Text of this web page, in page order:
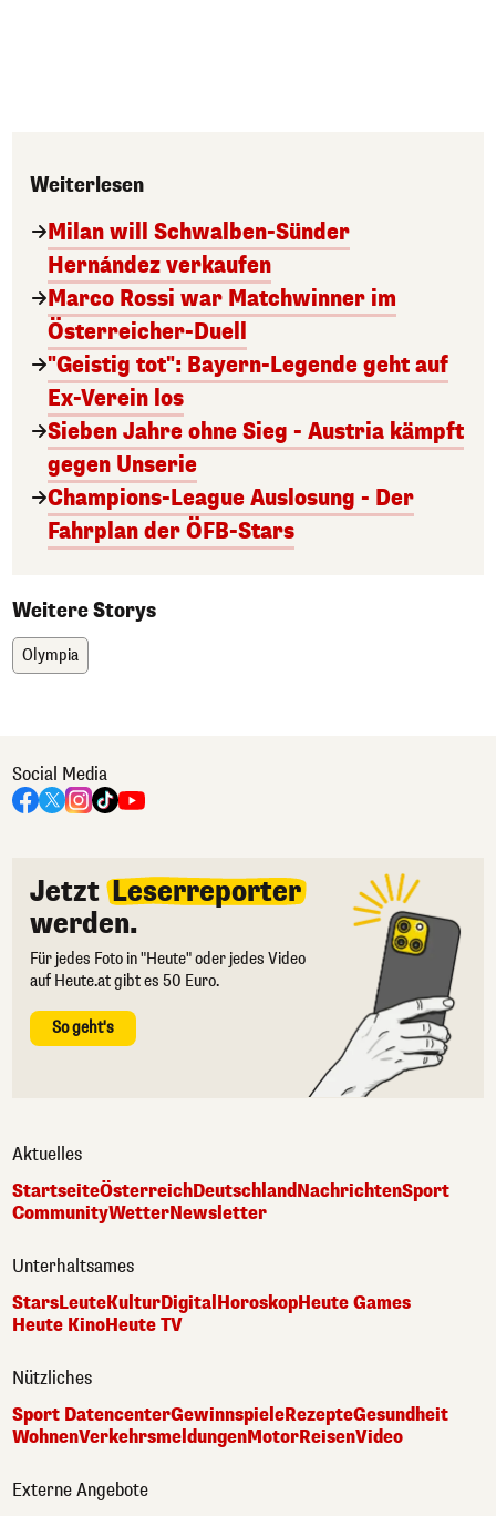
Weiterlesen
Milan will Schwalben-Sünder
Hernández verkaufen
Marco Rossi war Matchwinner im
Österreicher-Duell
"Geistig tot": Bayern-Legende geht auf
Ex-Verein los
Sieben Jahre ohne Sieg - Austria kämpft
gegen Unserie
Champions-League Auslosung - Der
Fahrplan der ÖFB-Stars
Weitere Storys
Olympia
Social Media
Jetzt Leserreporter
werden.
Für jedes Foto in "Heute" oder jedes Video
auf Heute.at gibt es 50 Euro.
So geht's
Aktuelles
StartseiteÖsterreichDeutschlandNachrichtenSport
CommunityWetterNewsletter
Unterhaltsames
StarsLeuteKulturDigitalHoroskopHeute Games
Heute KinoHeute TV
Nützliches
Sport DatencenterGewinnspieleRezepteGesundheit
WohnenVerkehrsmeldungenMotorReisenVideo
Externe Angebote